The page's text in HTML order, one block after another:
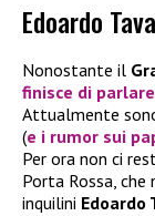
Edoardo
Nonostante il
finisce di parlare
Attualmente
(e i rumor sui
Per ora non ci
Porta Rossa,
inquilini Edoardo